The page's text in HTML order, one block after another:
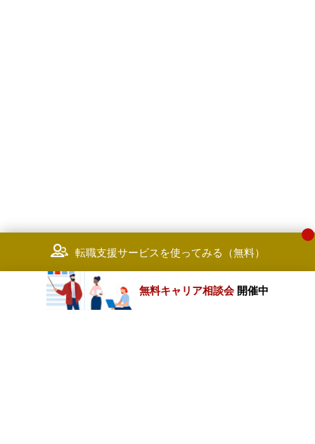
転職支援サービスを使ってみる（無料）
無料キャリア相談会 開催中